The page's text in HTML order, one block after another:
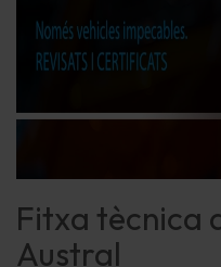
Fitxa tècnica
Austral